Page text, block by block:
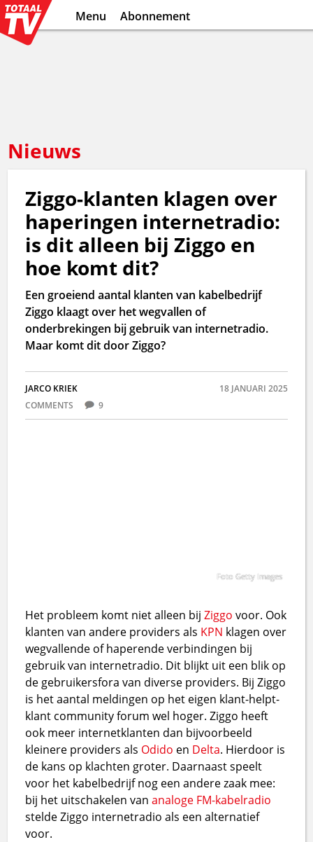
Menu Abonnement
Nieuws
Ziggo-klanten klagen over
haperingen internetradio:
is dit alleen bij Ziggo en
hoe komt dit?
Een groeiend aantal klanten van kabelbedrijf
Ziggo klaagt over het wegvallen of
onderbrekingen bij gebruik van internetradio.
Maar komt dit door Ziggo?
JARCO KRIEK
18 JANUARI 2025
COMMENTS
9
Foto Getty Images
Het probleem komt niet alleen bijZiggo voor. Ook
klanten van andere providers als KPN klagen over
wegvallende of haperende verbindingen bij
gebruik van internetradio. Dit blijkt uit een blik op
de gebruikersfora van diverse providers. Bij Ziggo
is het aantal meldingen op het eigen klant-helpt-
klant community forum wel hoger. Ziggo heeft
ook meer internetklanten dan bijvoorbeeld
kleinere providers als Odido en Delta. Hierdoor is
de kans op klachten groter. Daarnaast speelt
voor het kabelbedrijf nog een andere zaak mee:
bij het uitschakelen vananaloge FM-kabelradio
stelde Ziggo internetradio als een alternatief
voor.